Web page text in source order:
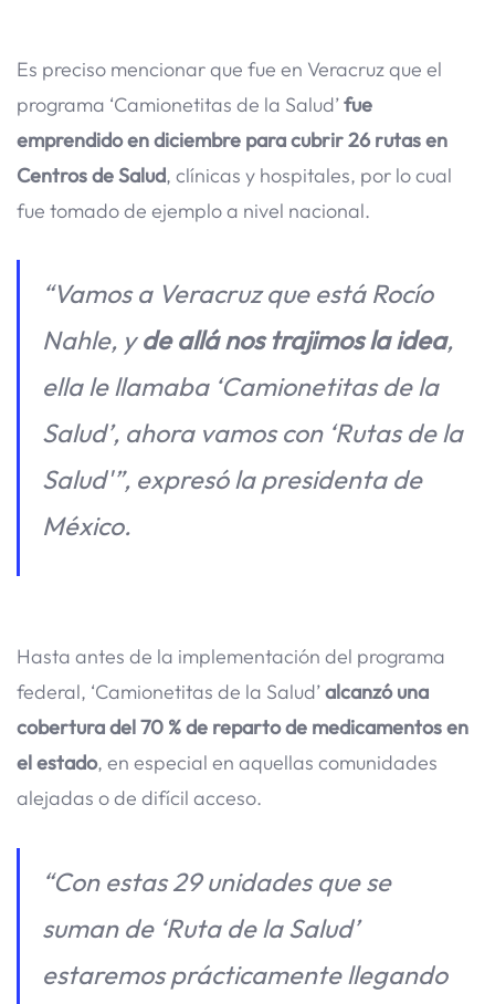
Es preciso mencionar que fue en Veracruz que el
programa ‘Camionetitas de la Salud’fue
emprendido en diciembre para cubrir 26 rutas en
Centros de Salud, clínicas y hospitales, por lo cual
fue tomado de ejemplo a nivel nacional.
“Vamos a Veracruz que está Rocío
Nahle, yde allá nos trajimos la idea,
ella le llamaba ‘Camionetitas de la
Salud’, ahora vamos con ‘Rutas de la
Salud'”, expresó la presidenta de
México.
Hasta antes de la implementación del programa
federal, ‘Camionetitas de la Salud’alcanzó una
cobertura del 70 % de reparto de medicamentos en
el estado, en especial en aquellas comunidades
alejadas o de difícil acceso.
“Con estas 29 unidades que se
suman de ‘Ruta de la Salud’
estaremos prácticamente llegando